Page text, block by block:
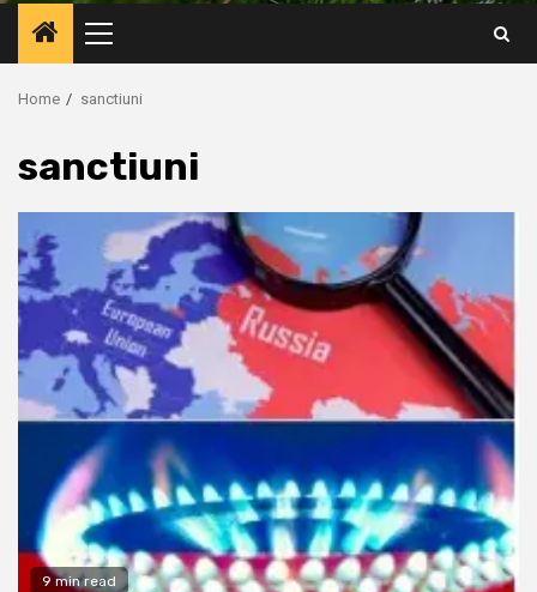
Primary
Menu
Home sanctiuni
sanctiuni
9 min read